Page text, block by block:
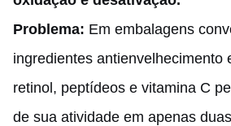
Problema: Em embalagens
ingredientes antienvelhecimento
retinol, peptídeos e vitamina C
de sua atividade em apenas